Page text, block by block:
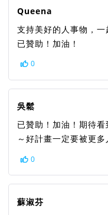
Queena
支持美好的人事物，
已贊助！加油！
0
吳鬆
已贊助！加油！期待
～好計畫一定要被更
0
蘇淑芬